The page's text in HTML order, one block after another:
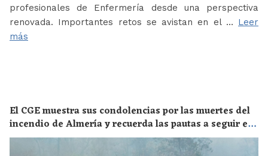
profesionales de Enfermería desde una perspectiva
renovada. Importantes retos se avistan en el … Leer
más
El CGE muestra sus condolencias por las muertes del
incendio de Almería y recuerda las pautas a seguir en
el caso de encontrarse cerca de un fuego